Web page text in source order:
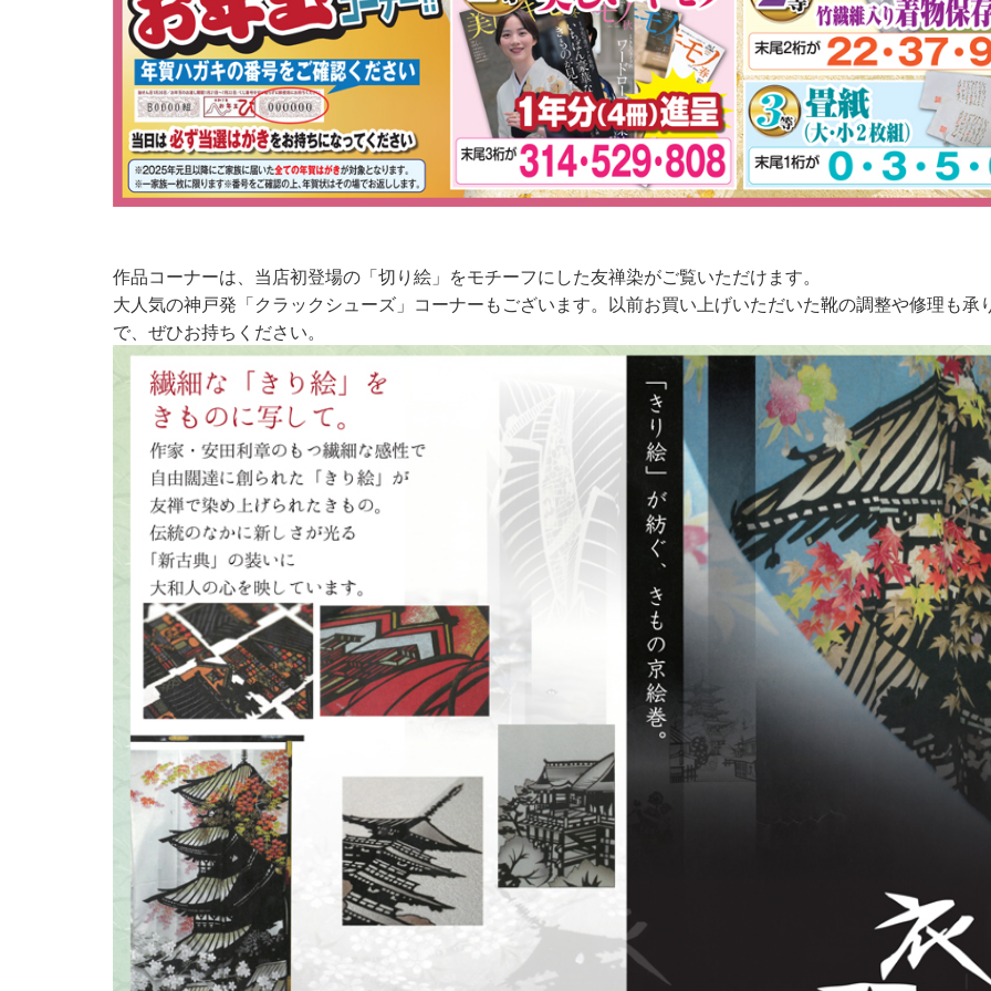
作品コーナーは、当店初登場の「切り絵」をモチーフにした友禅染がご覧いただけます。
大人気の神戸発「クラックシューズ」コーナーもございます。以前お買い上げいただいた靴の調整や修理も承
で、ぜひお持ちください。